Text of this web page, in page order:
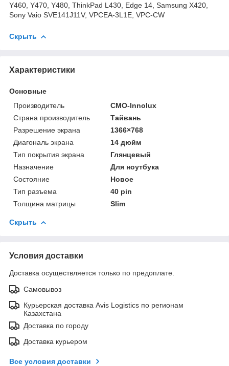
Y460, Y470, Y480, ThinkPad L430, Edge 14, Samsung X420,
Sony Vaio SVE141J11V, VPCEA-3L1E, VPC-CW
Скрыть
Характеристики
Основные
Производитель
CMO-Innolux
Страна производитель
Тайвань
Разрешение экрана
1366×768
Диагональ экрана
14 дюйм
Тип покрытия экрана
Глянцевый
Назначение
Для ноутбука
Состояние
Новое
Тип разъема
40 pin
Толщина матрицы
Slim
Скрыть
Условия доставки
Доставка осуществляется только по предоплате.
Самовывоз
Курьерская доставка Avis Logistics по регионам
Казахстана
Доставка по городу
Доставка курьером
Все условия доставки